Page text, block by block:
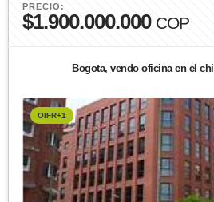
PRECIO:
$1.900.000.000 COP
Bogota, vendo oficina en el
OIFR+1